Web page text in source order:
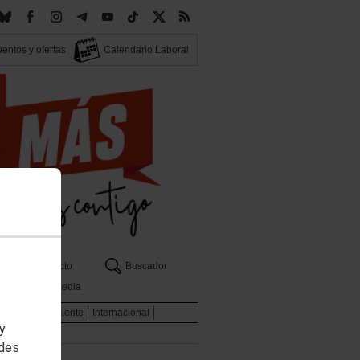
y ofertas Calendario Laboral
Contacto
Buscador
Multimedia
Medio Ambiente
Internacional